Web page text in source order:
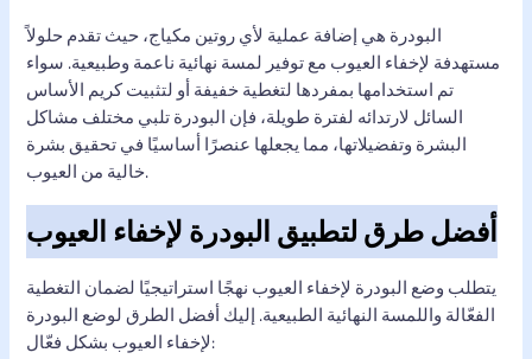
البودرة هي إضافة عملية لأي روتين مكياج، حيث تقدم حلولاً
مستهدفة لإخفاء العيوب مع توفير لمسة نهائية ناعمة وطبيعية. سواء
تم استخدامها بمفردها لتغطية خفيفة أو لتثبيت كريم الأساس
السائل لارتدائه لفترة طويلة، فإن البودرة تلبي مختلف مشاكل
البشرة وتفضيلاتها، مما يجعلها عنصرًا أساسيًا في تحقيق بشرة
خالية من العيوب.
أفضل طرق لتطبيق البودرة لإخفاء العيوب
يتطلب وضع البودرة لإخفاء العيوب نهجًا استراتيجيًا لضمان التغطية
الفعّالة واللمسة النهائية الطبيعية. إليك أفضل الطرق لوضع البودرة
لإخفاء العيوب بشكل فعّال: